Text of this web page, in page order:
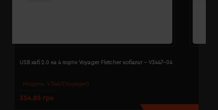
Модель: V3447(Voyager)
USB хаб 2.0 на 4 порти Voyager Fletcher кобальт - V3447-04
354.85 грн